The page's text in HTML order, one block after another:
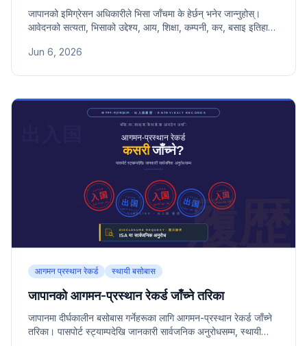
जापानको इमिग्रेसन अधिकारीले भिसा जाँचमा के हेर्छन् भनेर जान्नुहोस्।
आवेदनको सत्यता, भिसाको उद्देश्य, आय, शिक्षा, कम्पनी, कर, बसाइ इतिहास,
Jun 6, 2026
आगमन प्रस्थान रेकर्ड स्थायी बसोबास
जापानको आगमन-प्रस्थान रेकर्ड जाँच्ने तरिका
जापानमा दीर्घकालीन बसोबास गर्नेहरूका लागि आगमन-प्रस्थान रेकर्ड जाँच्ने
तरिका। पासपोर्ट स्ट्याम्पदेखि जानकारी सार्वजनिक अनुरोधसम्म, स्थायी